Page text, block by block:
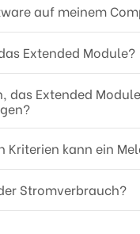
auf meinem
Extended Module?
das Extended
Kriterien kann ein
Stromverbrauch?